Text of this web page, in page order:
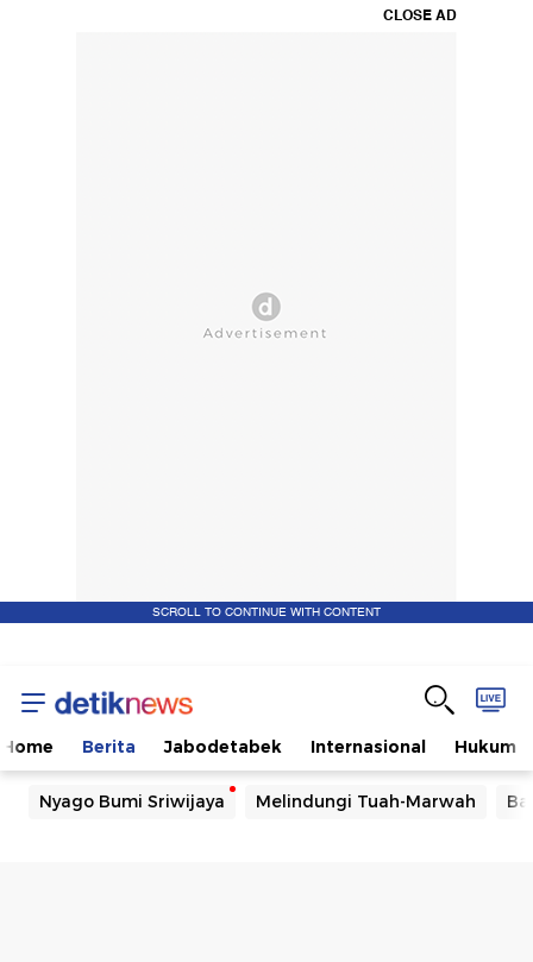
CLOSE AD
SCROLL TO CONTINUE WITH CONTENT
Home Berita Jabodetabek Internasional Hukum
Nyago Bumi Sriwijaya Melindungi Tuah-Marwah